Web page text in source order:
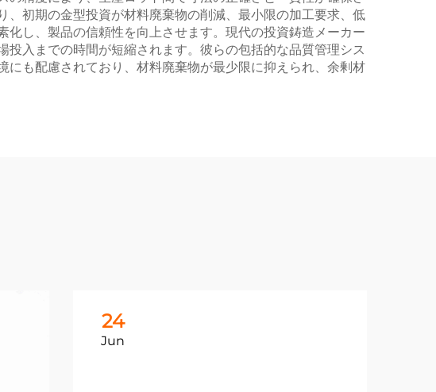
初期の金型投資が材料廃棄物の削減、最小限の加工要求、低
し、製品の信頼性を向上させます。現代の投資鋳造メーカー
入までの時間が短縮されます。彼らの包括的な品質管理シス
も配慮されており、材料廃棄物が最少限に抑えられ、余剰材
24
Jun